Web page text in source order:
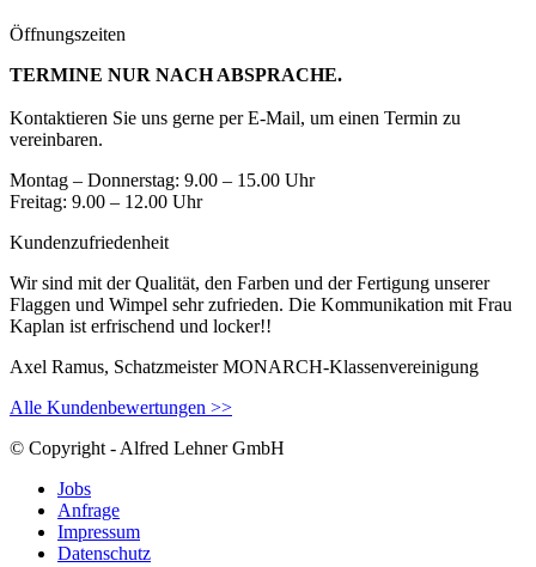
Öffnungszeiten
TERMINE NUR NACH ABSPRACHE.
Kontaktieren Sie uns gerne per E-Mail, um einen Termin zu
vereinbaren.
Montag – Donnerstag: 9.00 – 15.00 Uhr
Freitag: 9.00 – 12.00 Uhr
Kundenzufriedenheit
Wir sind mit der Qualität, den Farben und der Fertigung unserer
Flaggen und Wimpel sehr zufrieden. Die Kommunikation mit Frau
Kaplan ist erfrischend und locker!!
Axel Ramus, Schatzmeister MONARCH-Klassenvereinigung
Alle Kundenbewertungen >>
© Copyright - Alfred Lehner GmbH
Jobs
Anfrage
Impressum
Datenschutz